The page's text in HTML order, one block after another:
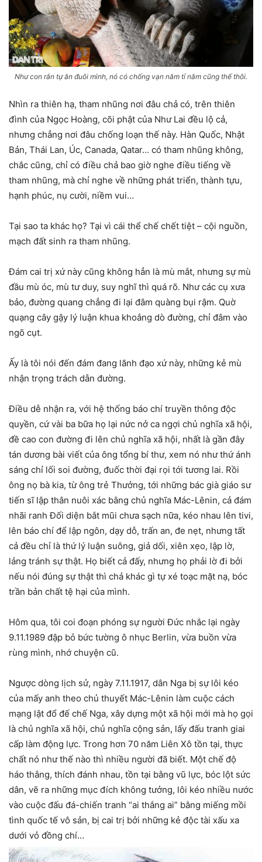
Như con rắn tự ăn đuôi mình, nó có chống vạn năm tỉ năm cũng thế thôi.
Nhìn ra thiên hạ, tham nhũng nơi đâu chả có, trên thiên
đình của Ngọc Hoàng, cõi phật của Như Lai đều lộ cả,
nhưng chẳng nơi đâu chống loạn thế này. Hàn Quốc, Nhật
Bản, Thái Lan, Úc, Canada, Qatar… có tham nhũng không,
chắc cũng, chỉ có điều chả bao giờ nghe điều tiếng về
tham nhũng, mà chỉ nghe về những phát triển, thành tựu,
hạnh phúc, nụ cười, niềm vui…
Tại sao ta khác họ? Tại vì cái thể chế chết tiệt – cội nguồn,
mạch đất sinh ra tham nhũng.
Đám cai trị xứ này cũng không hẳn là mù mắt, nhưng sự mù
đầu mù óc, mù tư duy, suy nghĩ thì quá rõ. Như các cụ xưa
bảo, đường quang chẳng đi lại đâm quàng bụi rậm. Quờ
quạng cây gậy lý luận khua khoắng dò đường, chỉ đâm vào
ngõ cụt.
Ấy là tôi nói đến đám đang lãnh đạo xứ này, những kẻ mù
nhận trọng trách dẫn đường.
Điều dễ nhận ra, với hệ thống báo chí truyền thông độc
quyền, cứ vài ba bữa họ lại nức nở ca ngợi chủ nghĩa xã hội,
đề cao con đường đi lên chủ nghĩa xã hội, nhất là gần đây
tán dương bài viết của ông tổng bí thư, xem nó như thứ ánh
sáng chỉ lối soi đường, đuốc thời đại rọi tới tương lai. Rồi
ông nọ bà kia, từ ông trẻ Thưởng, tới những bác già giáo sư
tiến sĩ lập thân nuôi xác bằng chủ nghĩa Mác-Lênin, cả đám
nhãi ranh Đối diện bắt mũi chưa sạch nữa, kéo nhau lên tivi,
lên báo chí để lập ngôn, dạy dỗ, trấn an, đe nẹt, nhưng tất
cả đều chỉ là thứ lý luận suông, giả dối, xiên xẹo, lập lờ,
lảng tránh sự thật. Họ biết cả đấy, nhưng họ phải lờ đi bởi
nếu nói đúng sự thật thì chả khác gì tự xé toạc mặt nạ, bóc
trần bản chất tệ hại của mình.
Hôm qua, tôi coi đoạn phóng sự người Đức nhắc lại ngày
9.11.1989 đập bỏ bức tường ô nhục Berlin, vừa buồn vừa
rùng mình, nhớ chuyện cũ.
Ngược dòng lịch sử, ngày 7.11.1917, dân Nga bị sự lôi kéo
của mấy anh theo chủ thuyết Mác-Lênin làm cuộc cách
mạng lật đổ đế chế Nga, xây dựng một xã hội mới mà họ gọi
là chủ nghĩa xã hội, chủ nghĩa cộng sản, lấy đấu tranh giai
cấp làm động lực. Trong hơn 70 năm Liên Xô tồn tại, thực
chất nó như thế nào thì nhiều người đã biết. Một chế độ
háo thắng, thích đánh nhau, tồn tại bằng vũ lực, bóc lột sức
dân, vẽ ra những mục đích không tưởng, lôi kéo nhiều nước
vào cuộc đấu đá-chiến tranh “ai thắng ai” bằng miếng mồi
tình quốc tế vô sản, bị cai trị bởi những kẻ độc tài xấu xa
dưới vỏ đồng chí…